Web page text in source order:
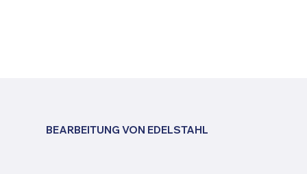
BEARBEITUNG VON EDELSTAHL